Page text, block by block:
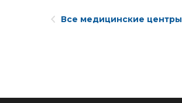
Все медицинские центры